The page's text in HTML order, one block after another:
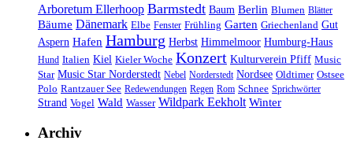
Arboretum Ellerhoop Barmstedt Baum Berlin Blumen Blätter
Bäume Dänemark Elbe Fenster Frühling Garten Griechenland Gut
Aspern Hafen Hamburg Herbst Himmelmoor Humburg-Haus
Hund Italien Kiel Kieler Woche Konzert Kulturverein Pfiff Music
Star Music Star Norderstedt Nebel Norderstedt Nordsee Oldtimer Ostsee
Polo Rantzauer See Redewendungen Regen Rom Schnee Sprichwörter
Strand Vogel Wald Wasser Wildpark Eekholt Winter
Archiv